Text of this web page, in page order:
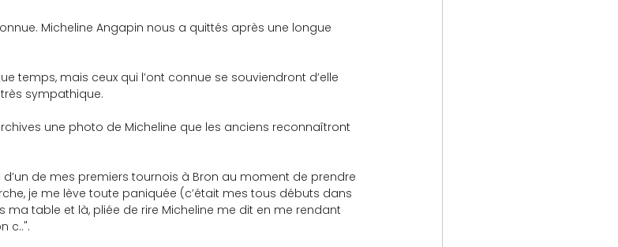
Micheline Angapin nous a quittés après une longue
sympathique.
je me lève toute paniquée (c’était mes tous débuts dans
table et là, pliée de rire Micheline me dit en me rendant
c..".